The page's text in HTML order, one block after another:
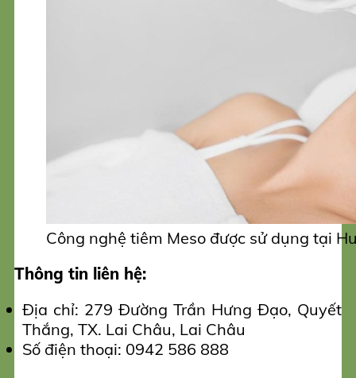
Công nghệ tiêm Meso được sử dụng tại
Thông tin liên hệ:
Địa chỉ: 279 Đường Trần Hưng Đạo, Quyết
Thắng, TX. Lai Châu, Lai Châu
Số điện thoại: 0942 586 888